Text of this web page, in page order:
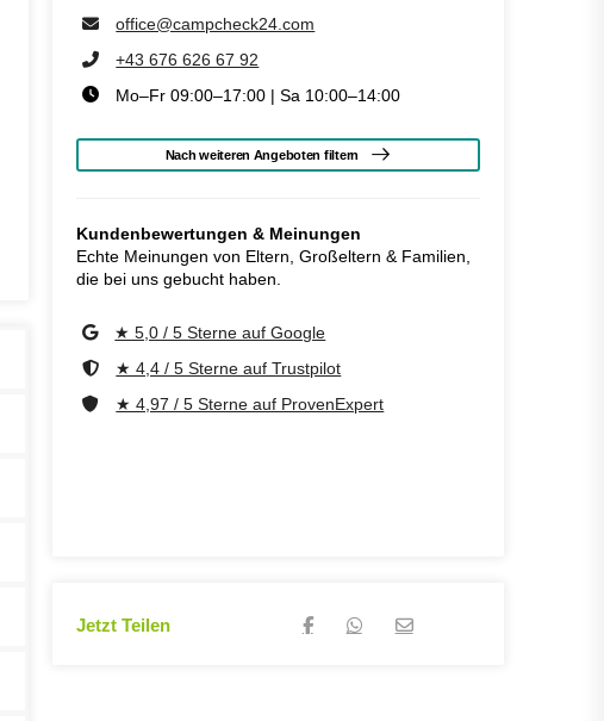
office@campcheck24.com
+43 676 626 67 92
Mo–Fr 09:00–17:00 | Sa 10:00–14:00
Nach weiteren Angeboten filtern
Kundenbewertungen & Meinungen
Echte Meinungen von Eltern, Großeltern & Familien,
die bei uns gebucht haben.
★ 5,0 / 5 Sterne auf Google
★ 4,4 / 5 Sterne auf Trustpilot
★ 4,97 / 5 Sterne auf ProvenExpert
Jetzt Teilen